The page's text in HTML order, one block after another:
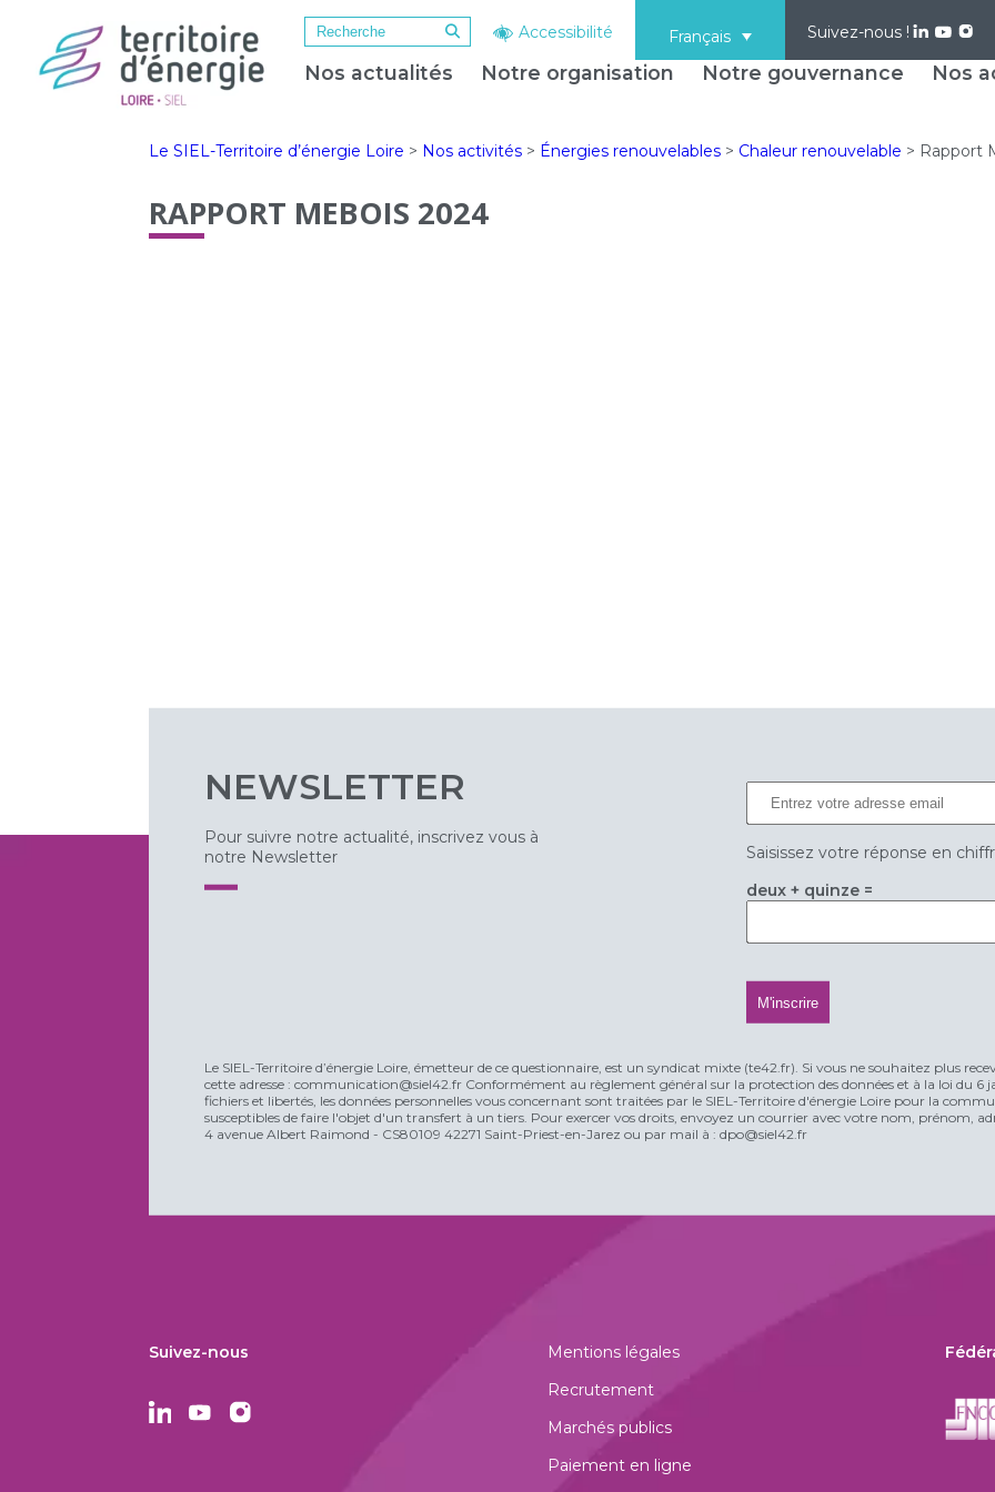
Accessibilité Français Suivez-nous !
Nos actualités Notre organisation Notre gouvernance Nos
Le SIEL-Territoire d’énergie Loire > Nos activités > Énergies renouvelables > Chaleur renouvelable > Rapport
RAPPORT MEBOIS 2024
NEWSLETTER
Pour suivre notre actualité, inscrivez vous à
notre Newsletter
Saisissez votre réponse en
deux + quinze =
Le SIEL-Territoire d’énergie Loire, émetteur de ce questionnaire, est un syndicat mixte (te42.fr). Si vous ne souhaitez plus
cette adresse : communication@siel42.fr Conformément au règlement général sur la protection des données et à la loi du 6
fichiers et libertés, les données personnelles vous concernant sont traitées par le SIEL-Territoire d'énergie Loire pour la
susceptibles de faire l'objet d'un transfert à un tiers. Pour exercer vos droits, envoyez un courrier avec votre nom, prénom,
4 avenue Albert Raimond - CS80109 42271 Saint-Priest-en-Jarez ou par mail à : dpo@siel42.fr
Suivez-nous
Mentions légales
Recrutement
Marchés publics
Paiement en ligne